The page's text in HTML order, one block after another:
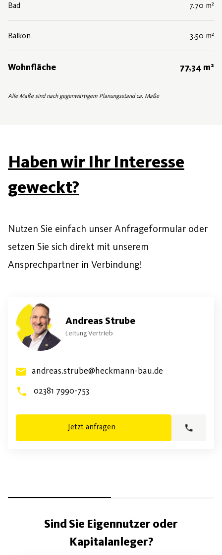
Bad 7.70 m²
Balkon 3.50 m²
Wohnfläche 77,34 m²
Alle Maße sind nach gegenwärtigem Planungsstand ca. Maße
Haben wir Ihr Interesse
geweckt?
Nutzen Sie einfach unser Anfrageformular oder
setzen Sie sich direkt mit unserem
Ansprechpartner in Verbindung!
Andreas Strube
Leitung Vertrieb
andreas.strube@heckmann-bau.de
02381 7990-753
Jetzt anfragen
Sind Sie Eigennutzer oder
Kapitalanleger?